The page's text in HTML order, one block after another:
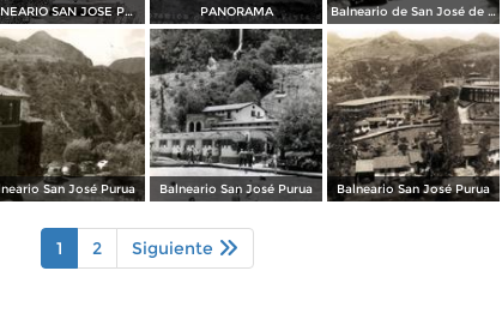
BALNEARIO SAN JOSE PORRUA PANORAMA Balneario de San José de Purúa
San José Purua Balneario San José Purua Balneario San José Purua
1 2 Siguiente